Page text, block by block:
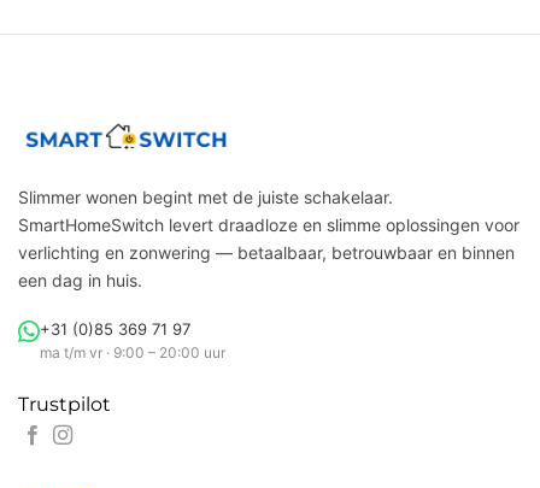
Slimmer wonen begint met de juiste schakelaar.
SmartHomeSwitch levert draadloze en slimme oplossingen voor
verlichting en zonwering — betaalbaar, betrouwbaar en binnen
een dag in huis.
+31 (0)85 369 71 97
ma t/m vr · 9:00 – 20:00 uur
Trustpilot